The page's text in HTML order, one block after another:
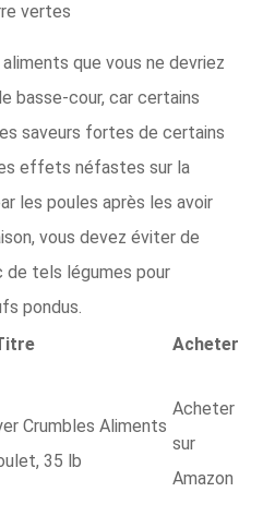
vertes
que vous ne devriez
basse-cour, car certains
saveurs fortes de certains
effets néfastes sur la
les poules après les avoir
vous devez éviter de
de tels légumes pour
pondus.
Acheter
Crumbles Aliments
35 lb
Acheter
sur
Amazon